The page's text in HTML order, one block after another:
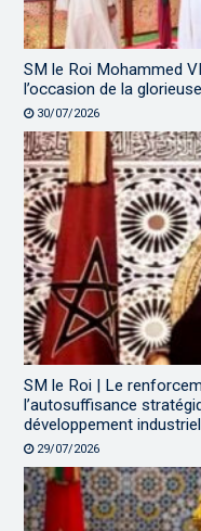
SM le Roi Mohammed
l’occasion de la
30/07/2026
SM le Roi | Le
l’autosuffisance
développement industriel
29/07/2026